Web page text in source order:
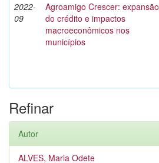
2022-
09
Agroamigo Crescer: expansão
do crédito e impactos
macroeconômicos nos
municípios
Refinar
Autor
ALVES, Maria Odete